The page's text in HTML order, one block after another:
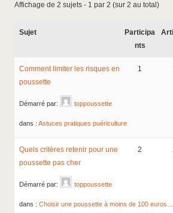
Affichage de 2 sujets - 1 par 2 (sur 2 au total)
Sujet
Participa
nts
Comment limiter les risques en
poussette
Démarré par: toppoussette
dans : Astuces pratiques puériculture
1
Quels critères retenir pour une
poussette pas cher
Démarré par: toppoussette
dans : Choisir une poussette à moins de 100 euros…
2